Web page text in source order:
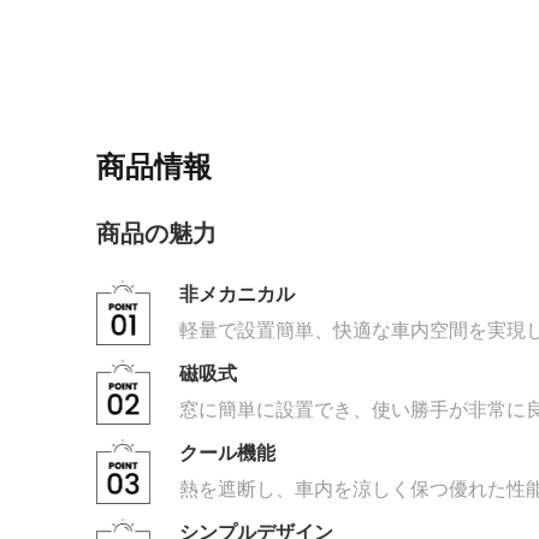
商品情報
商品の魅力
非メカニカル
軽量で設置簡単、快適な車内空間を実現
磁吸式
窓に簡単に設置でき、使い勝手が非常に
クール機能
熱を遮断し、車内を涼しく保つ優れた性
シンプルデザイン